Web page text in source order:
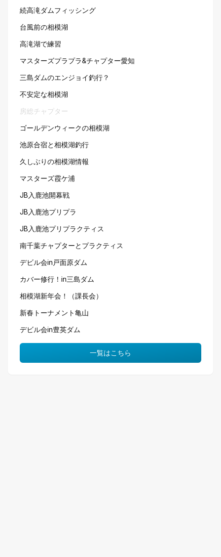
続高滝ダムフィッシング
台風前の相模湖
高滝湖で練習
マスターズプラプラ&チャプター愛知
三島ダムのエンジョイ釣行？
不安定な相模湖
房総チャプター
ゴールデンウィークの相模湖
池原合宿と相模湖釣行
久しぶりの相模湖情報
マスターズ霞ケ浦
JB入鹿池開幕戦
JB入鹿池プリプラ
JB入鹿池プリプラクティス
南千葉チャプターとプラクティス
デビル会in戸面原ダム
カバー修行！in三島ダム
相模湖新年会！（課長会）
新春トーナメント亀山
デビル会in豊英ダム
一覧はこちら